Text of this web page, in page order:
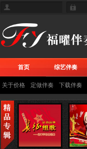
首页 综艺伴奏
关于价格 定做伴奏 下载伴奏